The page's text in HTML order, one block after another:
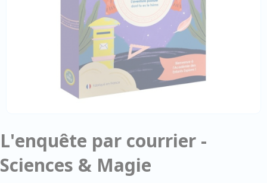
L'enquête par courrier -
Sciences & Magie